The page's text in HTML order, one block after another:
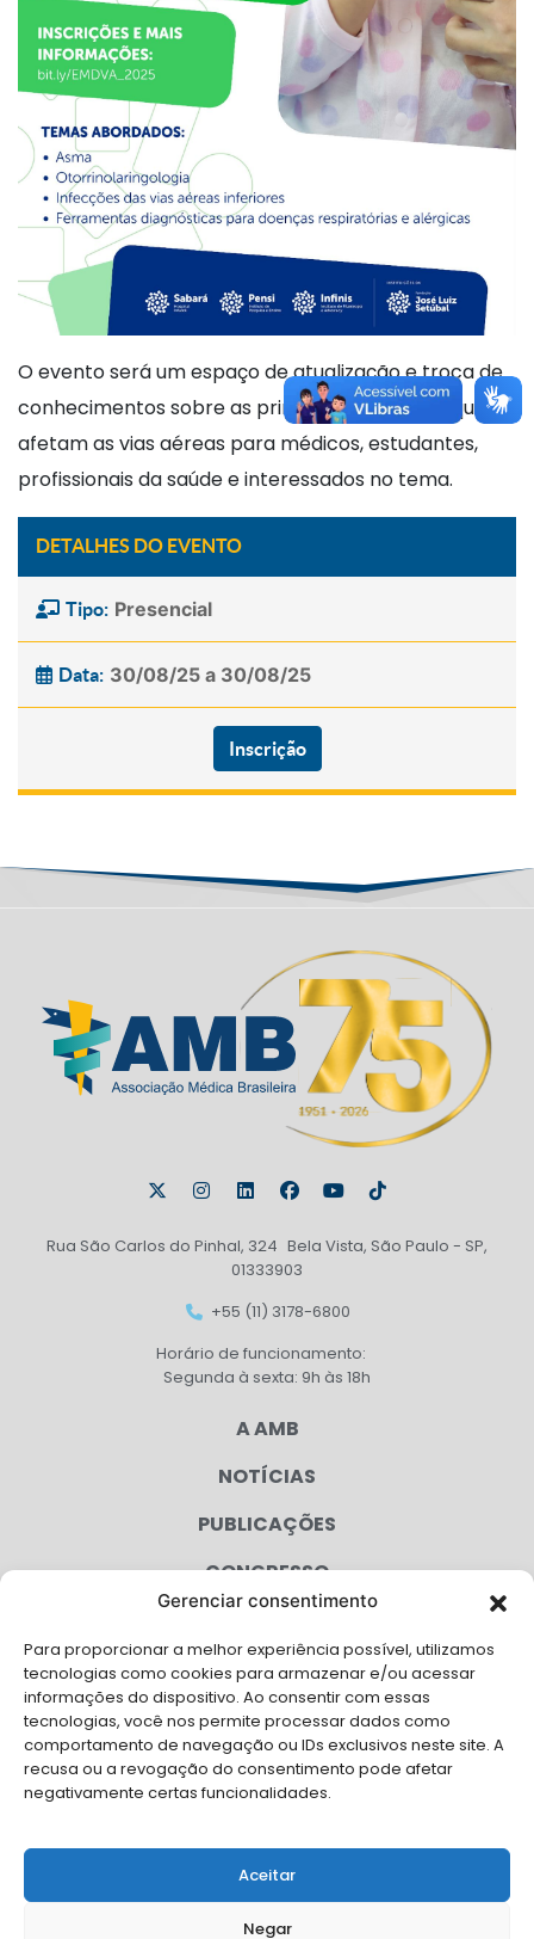
Gerenciar consentimento
Para proporcionar a melhor experiência possível, utilizamos
tecnologias como cookies para armazenar e/ou acessar
informações do dispositivo. Ao consentir com essas
tecnologias, você nos permite processar dados como
comportamento de navegação ou IDs exclusivos neste site. A
recusa ou a revogação do consentimento pode afetar
negativamente certas funcionalidades.
Aceitar
Negar
O evento será um espaço de atualização e troca de
conhecimentos sobre as principais condições que
afetam as vias aéreas para médicos, estudantes,
profissionais da saúde e interessados no tema.
DETALHES DO EVENTO
Tipo: Presencial
Data: 30/08/25 a 30/08/25
Inscrição
Rua São Carlos do Pinhal, 324 Bela Vista, São Paulo - SP,
01333903
+55 (11) 3178-6800
Horário de funcionamento:
Segunda à sexta: 9h às 18h
A AMB
NOTÍCIAS
PUBLICAÇÕES
CONGRESSO
CAMPANHAS
SERVIÇOS
FILIADAS
FALE CONOSCO
Solicite Apoio Institucional da AMB para o seu evento